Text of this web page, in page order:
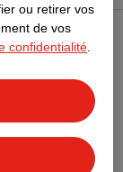
ou retirer vos
de vos
confidentialité.